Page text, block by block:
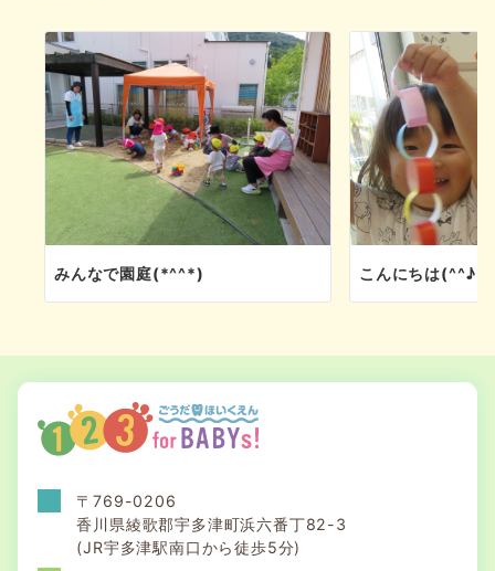
みんなで園庭(*^^*) こんにちは(^^♪
〒769-0206
香川県綾歌郡宇多津町浜六番丁82-3
(JR宇多津駅南口から徒歩5分)